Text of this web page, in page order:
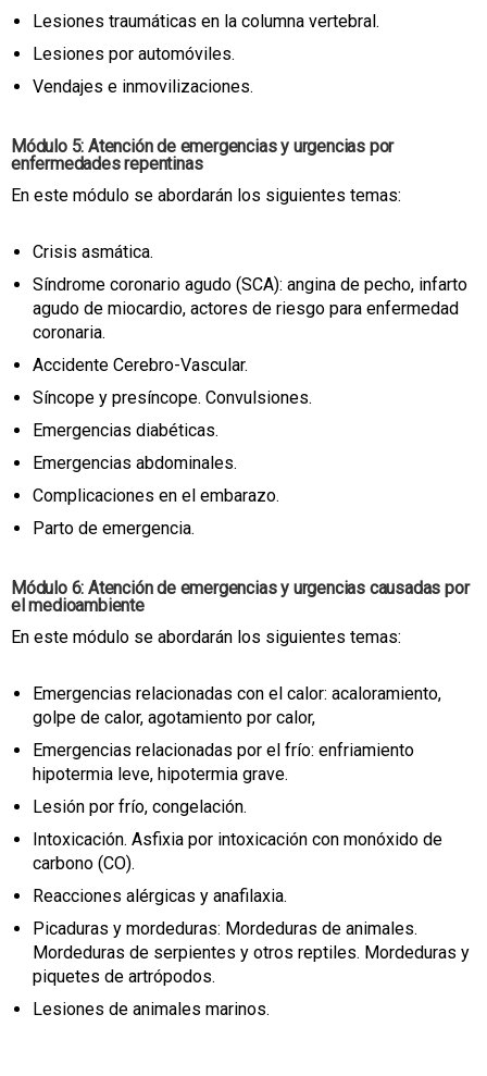
Lesiones traumáticas en la columna vertebral.
Lesiones por automóviles.
Vendajes e inmovilizaciones.
Módulo 5: Atención de emergencias y urgencias por
enfermedades repentinas
En este módulo se abordarán los siguientes temas:
Crisis asmática.
Síndrome coronario agudo (SCA): angina de pecho, infarto
agudo de miocardio, actores de riesgo para enfermedad
coronaria.
Accidente Cerebro-Vascular.
Síncope y presíncope. Convulsiones.
Emergencias diabéticas.
Emergencias abdominales.
Complicaciones en el embarazo.
Parto de emergencia.
Módulo 6: Atención de emergencias y urgencias causadas por
el medioambiente
En este módulo se abordarán los siguientes temas:
Emergencias relacionadas con el calor: acaloramiento,
golpe de calor, agotamiento por calor,
Emergencias relacionadas por el frío: enfriamiento
hipotermia leve, hipotermia grave.
Lesión por frío, congelación.
Intoxicación. Asfixia por intoxicación con monóxido de
carbono (CO).
Reacciones alérgicas y anafilaxia.
Picaduras y mordeduras: Mordeduras de animales.
Mordeduras de serpientes y otros reptiles. Mordeduras y
piquetes de artrópodos.
Lesiones de animales marinos.